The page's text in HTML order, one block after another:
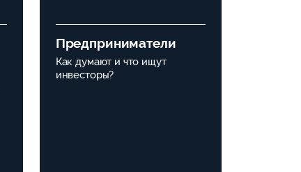
Предприниматели
Как думают и что ищут
инвесторы?